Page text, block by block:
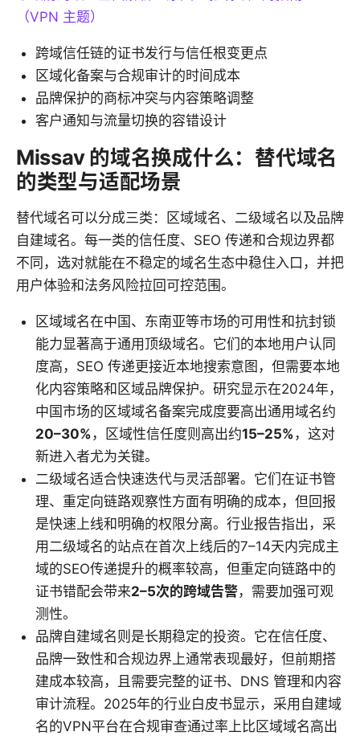
（VPN 主题）
跨域信任链的证书发行与信任根变更点
区域化备案与合规审计的时间成本
品牌保护的商标冲突与内容策略调整
客户通知与流量切换的容错设计
Missav 的域名换成什么：替代域名
的类型与适配场景
替代域名可以分成三类：区域域名、二级域名以及品牌
自建域名。每一类的信任度、SEO 传递和合规边界都
不同，选对就能在不稳定的域名生态中稳住入口，并把
用户体验和法务风险拉回可控范围。
区域域名在中国、东南亚等市场的可用性和抗封锁
能力显著高于通用顶级域名。它们的本地用户认同
度高，SEO 传递更接近本地搜索意图，但需要本地
化内容策略和区域品牌保护。研究显示在2024年，
中国市场的区域域名备案完成度要高出通用域名约
20–30% ，区域性信任度则高出约15–25% ，这对
新进入者尤为关键。
二级域名适合快速迭代与灵活部署。它们在证书管
理、重定向链路观察性方面有明确的成本，但回报
是快速上线和明确的权限分离。行业报告指出，采
用二级域名的站点在首次上线后的7–14天内完成主
域的SEO传递提升的概率较高，但重定向链路中的
证书错配会带来2–5次的跨域告警，需要加强可观
测性。
品牌自建域名则是长期稳定的投资。它在信任度、
品牌一致性和合规边界上通常表现最好，但前期搭
建成本较高，且需要完整的证书、DNS 管理和内容
审计流程。2025年的行业白皮书显示，采用自建域
名的VPN平台在合规审查通过率上比区域域名高出